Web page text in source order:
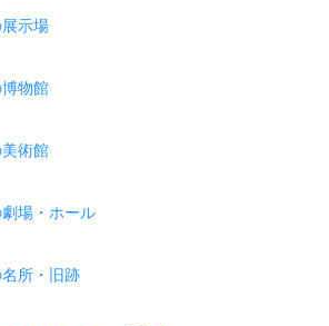
示場
物館
術館
場・ホール
所・旧跡